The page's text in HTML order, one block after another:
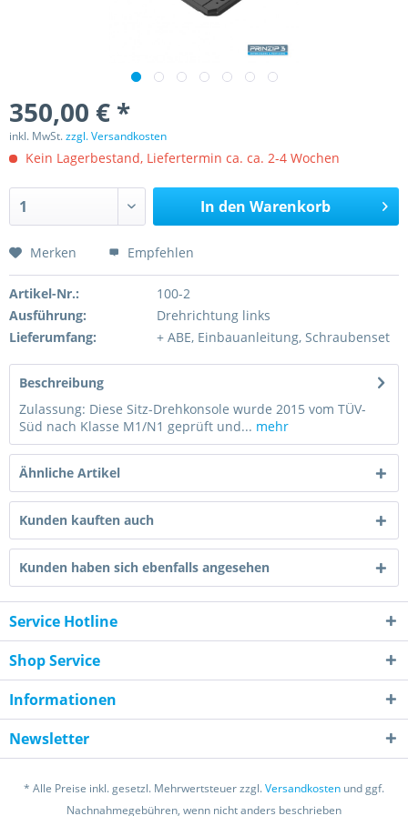
350,00 € *
inkl. MwSt.zzgl. Versandkosten
Kein Lagerbestand, Liefertermin ca. ca. 2-4 Wochen
In den Warenkorb
Merken Empfehlen
Artikel-Nr.:
100-2
Ausführung:
Drehrichtung links
Lieferumfang:
+ ABE, Einbauanleitung, Schraubenset
Beschreibung
Zulassung: Diese Sitz-Drehkonsole wurde 2015 vom TÜV-
Süd nach Klasse M1/N1 geprüft und... mehr
Ähnliche Artikel
Kunden kauften auch
Kunden haben sich ebenfalls angesehen
Service Hotline
Shop Service
Informationen
Newsletter
* Alle Preise inkl. gesetzl. Mehrwertsteuer zzgl.Versandkosten und ggf.
Nachnahmegebühren, wenn nicht anders beschrieben